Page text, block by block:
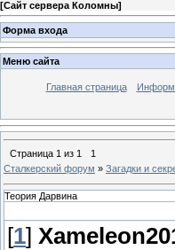
[Сайт сервера Коломны]
Форма входа
Меню сайта
Главная страница
Страница 1 из 1
1
Сталкерский форум » Загадки и
Теория Дарвина
[1]